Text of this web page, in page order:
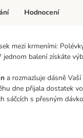
mezi krmeními:
balení získáte
a rozmazluje dásně
dne přijala dostatek
sáčcích s přesným
Hodnocení